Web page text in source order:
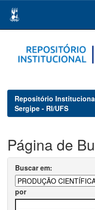
navigation
Repositório
Sergipe - RI/UFS
Página de
Buscar em:
por